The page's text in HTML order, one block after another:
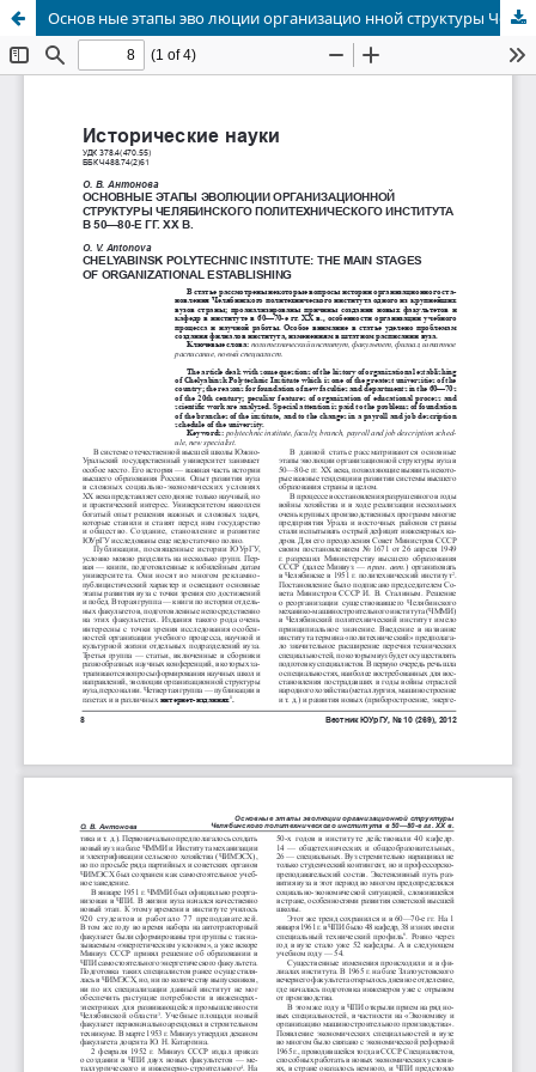
Основ ные этапы эво люции организацио нной структуры Челябинского политехнич еского института в 50—80-е гг . ХХ в.